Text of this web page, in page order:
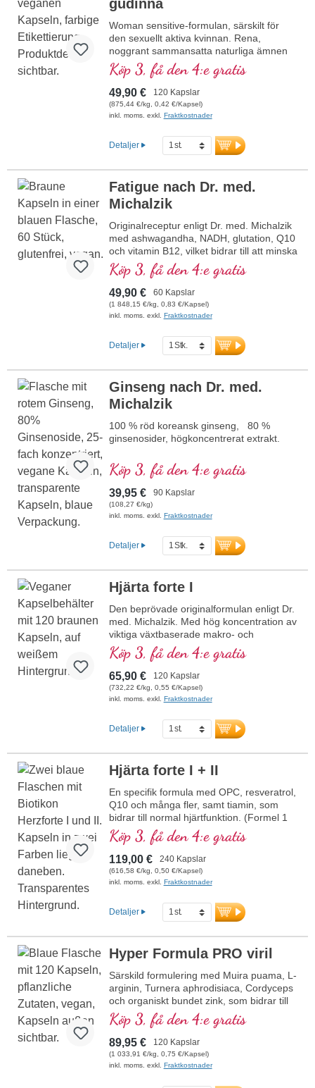
gudinna
Woman sensitive-formulan, särskilt för
den sexuellt aktiva kvinnan. Rena,
noggrant sammansatta naturliga ämnen
för att stödja kvinnligheten.
Köp 3, få den 4:e gratis
49,90 € 120 Kapslar
(875,44 €/kg, 0,42 €/Kapsel)
inkl. moms. exkl. Fraktkostnader
Detaljer
Fatigue nach Dr. med.
Michalzik
Originalreceptur enligt Dr. med. Michalzik
med ashwagandha, NADH, glutation, Q10
och vitamin B12, vilket bidrar till att minska
trötthet och utmattning. 20 års
produktionserfarenhet i Tyskland och 40
års erfarenhet av vitalämnen. Veganska
kapselhöljen fria från karragenan och
PEG samt aluminiumsfri försegling för din
premiumextrakt.
Köp 3, få den 4:e gratis
49,90 € 60 Kapslar
(1 848,15 €/kg, 0,83 €/Kapsel)
inkl. moms. exkl. Fraktkostnader
Detaljer
Ginseng nach Dr. med.
Michalzik
100 % röd koreansk ginseng, 80 %
ginsenosider, högkoncentrerat extrakt.
Köp 3, få den 4:e gratis
39,95 € 90 Kapslar
(108,27 €/kg)
inkl. moms. exkl. Fraktkostnader
Detaljer
Hjärta forte I
Den beprövade originalformulan enligt Dr.
med. Michalzik. Med hög koncentration av
viktiga växtbaserade makro- och
mikronäringsämnen. Med värdefullt OPC,
Q10, rent trans-resveratrol, röd ginseng,
naturligt vitamin E och många fler viktiga
mikronäringsämnen. Optimalt
kompletterad med formulan Herz forte 2.
sedan 23 år, från egen produktion i
Tyskland av ett traditionsrikt
expertis inom växtämnen samt makro-
och mikronäringsämnen, under ledning av
Dr. med. Alexander Michalzik.
Köp 3, få den 4:e gratis
65,90 € 120 Kapslar
(732,22 €/kg, 0,55 €/Kapsel)
inkl. moms. exkl. Fraktkostnader
Detaljer
Hjärta forte I + II
En specifik formula med OPC, resveratrol,
Q10 och många fler, samt tiamin, som
bidrar till normal hjärtfunktion. (Formel 1
och Formel 2)
Köp 3, få den 4:e gratis
119,00 € 240 Kapslar
(616,58 €/kg, 0,50 €/Kapsel)
inkl. moms. exkl. Fraktkostnader
Detaljer
Hyper Formula PRO viril
Särskild formulering med Muira puama, L-
arginin, Turnera aphrodisiaca, Cordyceps
och organiskt bundet zink, som bidrar till
att bibehålla normal fertilitet och en
normal testosteronnivå i blodet.
Köp 3, få den 4:e gratis
89,95 € 120 Kapslar
(1 033,91 €/kg, 0,75 €/Kapsel)
inkl. moms. exkl. Fraktkostnader